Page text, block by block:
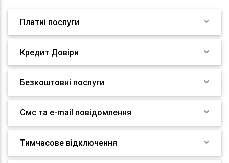
Платні послуги
Кредит Довіри
Безкоштовні послуги
Смс та e-mail повідомлення
Тимчасове відключення